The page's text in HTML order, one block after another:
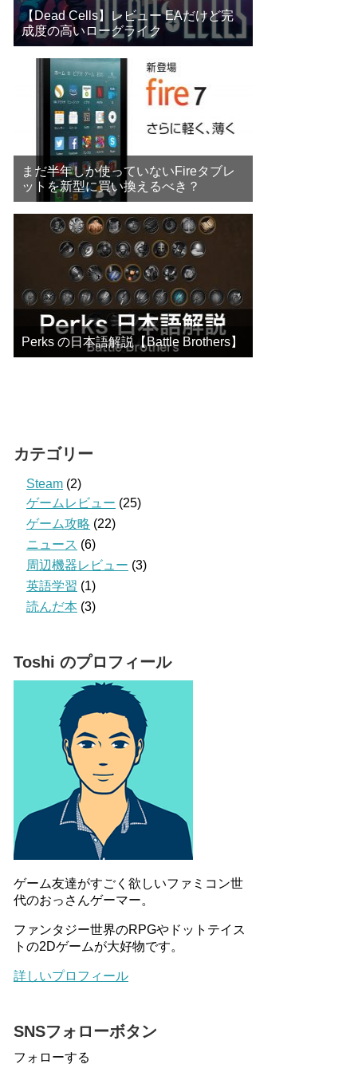
【Dead Cells】レビュー EAだけど完
成度の高いローグライク
まだ半年しか使っていないFireタブレ
ットを新型に買い換えるべき？
Perks の日本語解説【Battle Brothers】
カテゴリー
Steam (2)
ゲームレビュー (25)
ゲーム攻略 (22)
ニュース (6)
周辺機器レビュー (3)
英語学習 (1)
読んだ本 (3)
Toshi のプロフィール
ゲーム友達がすごく欲しいファミコン世
代のおっさんゲーマー。
ファンタジー世界のRPGやドットテイス
トの2Dゲームが大好物です。
詳しいプロフィール
SNSフォローボタン
フォローする